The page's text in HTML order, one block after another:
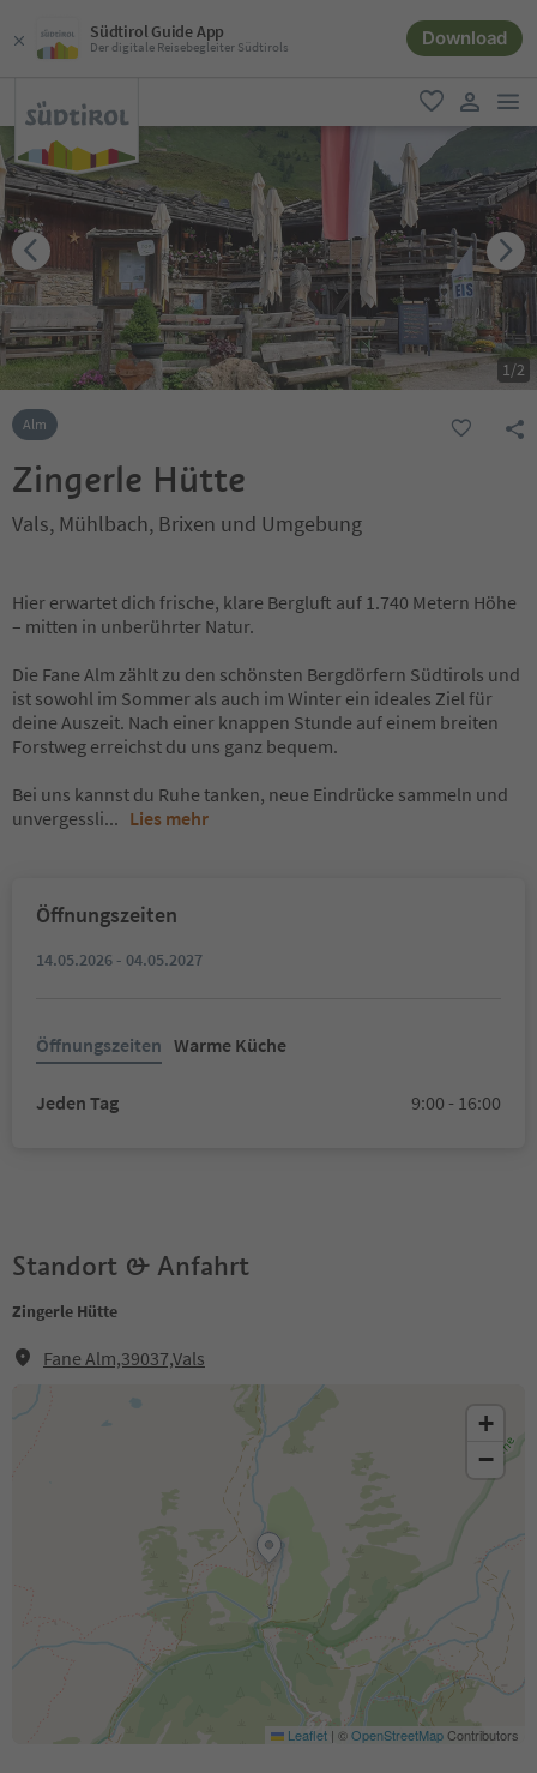
Südtirol Guide App
Der digitale Reisebegleiter Südtirols Download
favorit
user link
1/2
Alm
Zingerle Hütte
Vals, Mühlbach, Brixen und Umgebung
Hier erwartet dich frische, klare Bergluft auf 1.740 Metern Höhe
– mitten in unberührter Natur.
Die Fane Alm zählt zu den schönsten Bergdörfern Südtirols und
ist sowohl im Sommer als auch im Winter ein ideales Ziel für
deine Auszeit. Nach einer knappen Stunde auf einem breiten
Forstweg erreichst du uns ganz bequem.
Bei uns kannst du Ruhe tanken, neue Eindrücke sammeln und
unvergessli... Lies mehr
Öffnungszeiten
14.05.2026 - 04.05.2027
Öffnungszeiten Warme Küche
Jeden Tag 9:00 - 16:00
Standort & Anfahrt
Zingerle Hütte
Fane Alm,39037,Vals
+
−
Leaflet | ©OpenStreetMapContributors